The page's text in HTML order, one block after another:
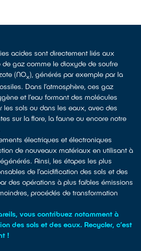
acides sont directement liés aux
de gaz comme le dioxyde de soufre
(NOx), générés par exemple par la
Dans l’atmosphère, ces gaz
et l’eau formant des molécules
les sols ou dans les eaux, avec des
sur la flore, la faune ou encore notre
électriques et électroniques
de nouveaux matériaux en utilisant à
Ainsi, les étapes les plus
de l’acidification des sols et des
des opérations à plus faibles émissions
procédés de transformation
vous contribuez notamment à
des sols et des eaux. Recycler, c’est
!